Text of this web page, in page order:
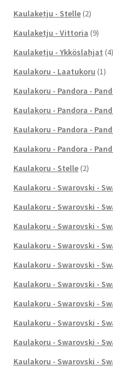
Kaulaketju - Stelle (2)
Kaulaketju - Vittoria (9)
Kaulaketju - Ykköslahjat (4)
Kaulakoru - Laatukoru (1)
Kaulakoru - Pandora -
Kaulakoru - Pandora -
Kaulakoru - Pandora -
Kaulakoru - Pandora -
Kaulakoru - Stelle (2)
Kaulakoru - Swarovski -
Kaulakoru - Swarovski -
Kaulakoru - Swarovski -
Kaulakoru - Swarovski -
Kaulakoru - Swarovski -
Kaulakoru - Swarovski -
Kaulakoru - Swarovski -
Kaulakoru - Swarovski -
Kaulakoru - Swarovski -
Kaulakoru - Swarovski -